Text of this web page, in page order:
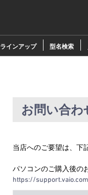
ラインアップ 型名検索
お問い合わ
当店へのご要望は、下
パソコンのご購入後の
https://